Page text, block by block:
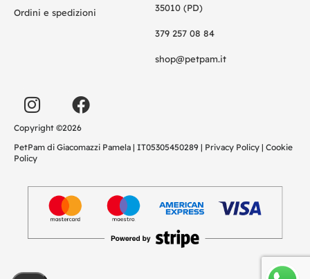
Ordini e spedizioni
35010 (PD)
379 257 08 84
shop@petpam.it
Copyright ©2026
PetPam di Giacomazzi Pamela | IT05305450289 | Privacy Policy | Cookie
Policy